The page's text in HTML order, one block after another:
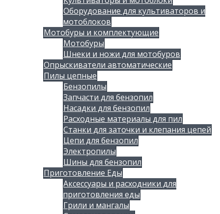
Оборудование для культиваторов и
мотоблоков
Мотобуры и комплектующие
Мотобуры
Шнеки и ножи для мотобуров
Опрыскиватели автоматические
Пилы цепные
Бензопилы
Запчасти для бензопил
Насадки для бензопил
Расходные материалы для пил
Станки для заточки и клепания цепей
Цепи для бензопил
Электропилы
Шины для бензопил
Приготовление Еды
Аксессуары и расходники для
приготовления еды
Грили и мангалы